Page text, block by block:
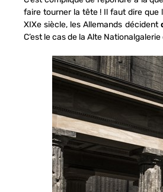
faire tourner la tête ! Il faut dire que
XIXe siècle, les Allemands décident
C’est le cas de la Alte